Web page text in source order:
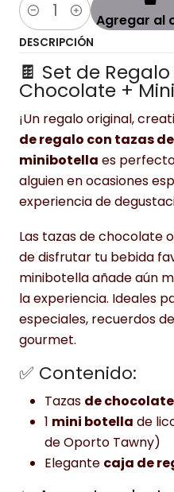
Cantidad Agregar al
DESCRIPCIÓN
🍫 Set de
Chocolate +
¡Un regalo original,
de regalo con tazas
minibotella es
alguien en ocasiones
experiencia de
Las tazas de chocolate
de disfrutar tu bebida
minibotella añade aún
la experiencia. Ideales
especiales, recuerdos
gourmet.
✅ Contenido:
Tazas de
1 mini botella de
de Oporto Tawny)
Elegante caja de